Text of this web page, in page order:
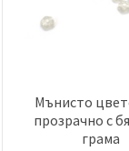
Мънисто
прозрачно с
грама